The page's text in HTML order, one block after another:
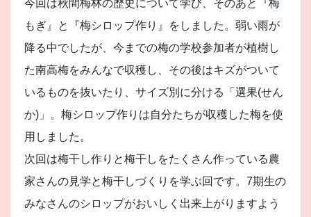
今回は秋間梅林の歴史について学び、そのあと『梅
もぎ』と『梅シロップ作り』をしました。弱い雨が
降る中でしたが、今までの梅の学校参加者が植樹し
た南高梅をみんなで収穫し、その後はキズがついて
いるものを抜いたり、サイズ別に分ける「選果(せん
か)」。梅シロップ作りは自分たちが収穫した梅を使
用しました。
次回は梅干し作りと梅干しをたくさん作っている農
家さんの見学と梅干しづくりを学ぶ回です。7期生の
みなさんのシロップがおいしく出来上がりますよう